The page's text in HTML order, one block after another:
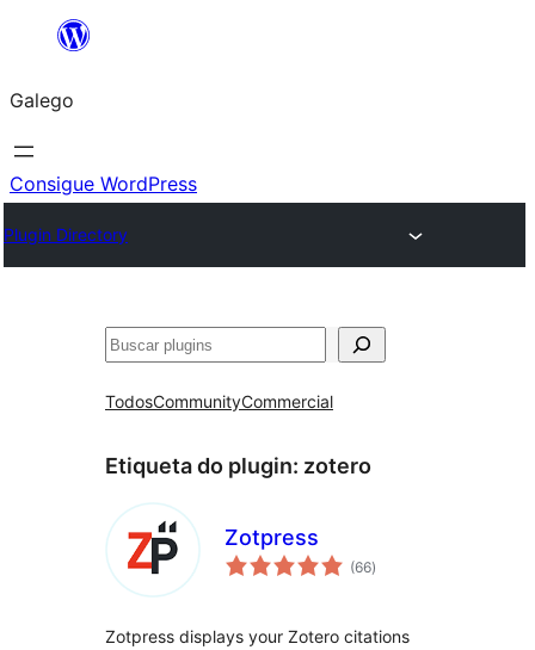
Saltar
contido
Galego
Consigue WordPress
Plugin Directory
Buscar
TodosCommunityCommercial
Etiqueta do plugin: zotero
Zotpress
(66valoracións
totais
)
Zotpress displays your Zotero citations